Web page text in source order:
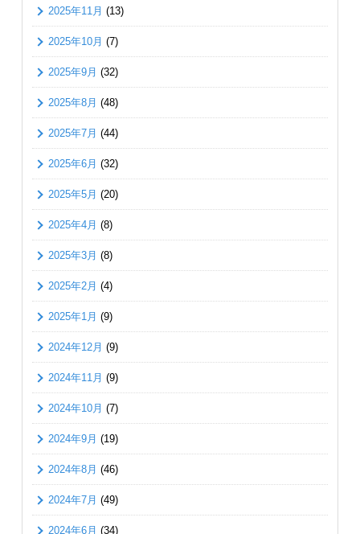
2025年11月 (13)
2025年10月 (7)
2025年9月 (32)
2025年8月 (48)
2025年7月 (44)
2025年6月 (32)
2025年5月 (20)
2025年4月 (8)
2025年3月 (8)
2025年2月 (4)
2025年1月 (9)
2024年12月 (9)
2024年11月 (9)
2024年10月 (7)
2024年9月 (19)
2024年8月 (46)
2024年7月 (49)
2024年6月 (34)